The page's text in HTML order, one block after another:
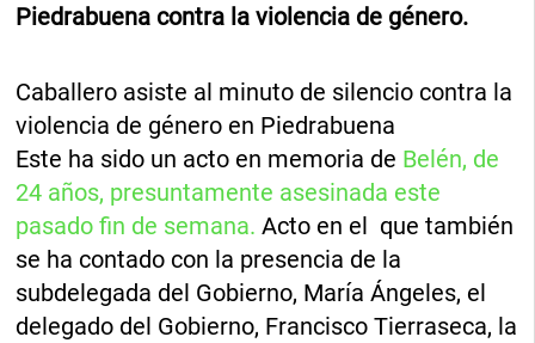
Piedrabuena contra la violencia de género.
Caballero asiste al minuto de silencio contra la
violencia de género en Piedrabuena
Este ha sido un acto en memoria de Belén, de
24 años, presuntamente asesinada este
pasado fin de semana. Acto en el que también
se ha contado con la presencia de la
subdelegada del Gobierno, María Ángeles, el
delegado del Gobierno, Francisco Tierraseca, la